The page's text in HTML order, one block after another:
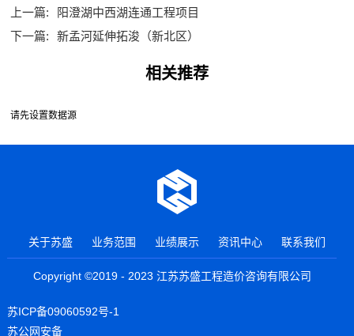
上一篇:
阳澄湖中西湖连通工程项目
下一篇:
新孟河延伸拓浚（新北区）
相关推荐
请先设置数据源
关于苏盛 业务范围 业绩展示 资讯中心 联系我们
Copyright ©2019 - 2023 江苏苏盛工程造价咨询有限公司
苏ICP备09060592号-1
苏公网安备